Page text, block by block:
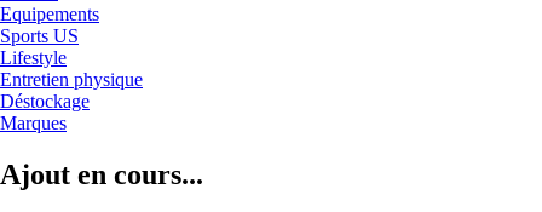
Equipements
Sports US
Lifestyle
Entretien physique
Déstockage
Marques
Ajout en cours...